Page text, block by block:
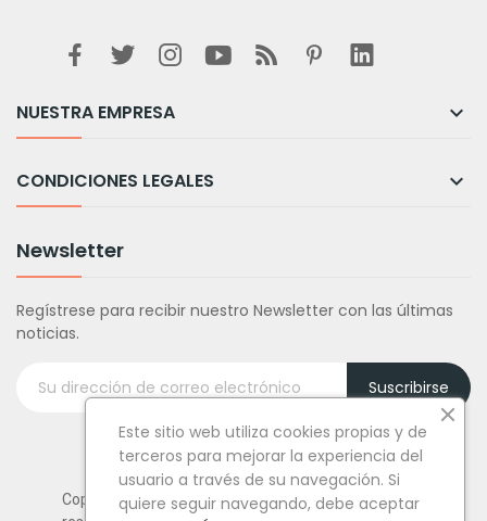
NUESTRA EMPRESA 
CONDICIONES LEGALES 
Newsletter
Regístrese para recibir nuestro Newsletter con las últimas
noticias.
Suscribirse
Copyright © Tufiestamolamazo.com - Todos los derechos
Este sitio web utiliza cookies propias y de
terceros para mejorar la experiencia del
usuario a través de su navegación. Si
quiere seguir navegando, debe aceptar